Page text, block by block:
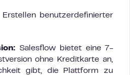
benutzerdefinierter
Salesflow bietet eine 7-
ohne Kreditkarte an,
gibt, die Plattform zu